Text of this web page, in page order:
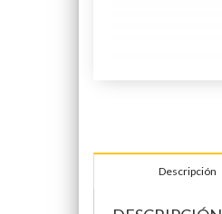
Descripción